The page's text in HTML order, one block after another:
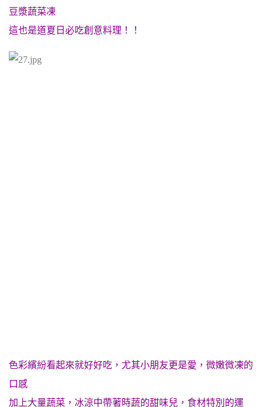
豆漿蔬菜凍
這也是道夏日必吃創意料理！！
色彩繽紛看起來就好好吃，尤其小朋友更是愛，微嫩微凍的
口感
加上大量蔬菜，冰涼中帶著時蔬的甜味兒，食材特別的運